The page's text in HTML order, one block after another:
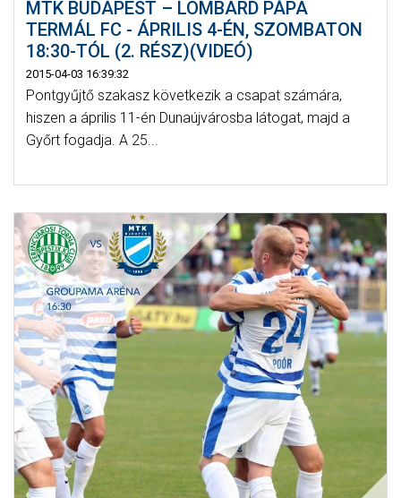
MTK BUDAPEST – LOMBARD PÁPA
TERMÁL FC - ÁPRILIS 4-ÉN, SZOMBATON
18:30-TÓL (2. RÉSZ)(VIDEÓ)
2015-04-03 16:39:32
Pontgyűjtő szakasz következik a csapat számára,
hiszen a április 11-én Dunaújvárosba látogat, majd a
Győrt fogadja. A 25...